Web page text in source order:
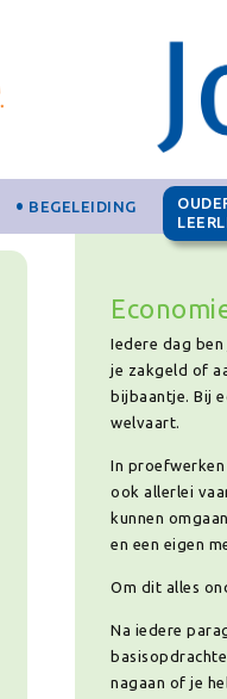
BEGELEIDING
Iedere dag
je zakgeld of
bijbaantje. Bij
welvaart.
In
ook allerlei
kunnen
en een eigen
Om dit alles
Na iedere
nagaan of je